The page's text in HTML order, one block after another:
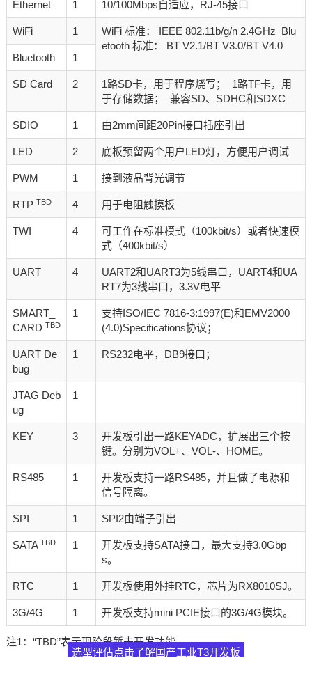
Ethernet 1 10/100Mbps自适应，RJ-45接口
WiFi 1
WiFi 标准： IEEE 802.11b/g/n 2.4GHz Blu
etooth 标准： BT V2.1/BT V3.0/BT V4.0
Bluetooth
1
SD Card 2
1路SD卡，用于程序烧写； 1路TF卡，用
于存储数据； 兼容SD、SDHC和SDXC
SDIO 1 由2mm间距20Pin接口插座引出
LED 2 底板预留两个用户LED灯，方便用户调试
PWM 1 接到液晶背光调节
RTP TBD 4 用于电阻触摸板
TWI 4
可工作在标准模式（100kbit/s）或者快速模
式（400kbit/s）
UART 4
UART2和UART3为5线串口，UART4和UA
RT7为3线串口，3.3V电平
SMART_
CARD TBD
1
支持ISO/IEC 7816-3:1997(E)和EMV2000
(4.0)Specifications协议；
UART De
bug
1 RS232电平，DB9接口；
JTAG Deb
ug
1
KEY 3
开发板引出一路KEYADC，扩展出三个按
键。分别为VOL+、VOL-、HOME。
RS485 1
开发板支持一路RS485，并且做了电源和
信号隔离。
SPI 1 SPI2由端子引出
SATA TBD 1
开发板支持SATA接口，最大支持3.0Gbp
s。
RTC 1 开发板使用外挂RTC，芯片为RX8010SJ。
3G/4G 1 开发板支持mini PCIE接口的3G/4G模块。
注1：“TBD”表示现阶段暂未开发功能。
选型评估点击了解国产工业T3开发板